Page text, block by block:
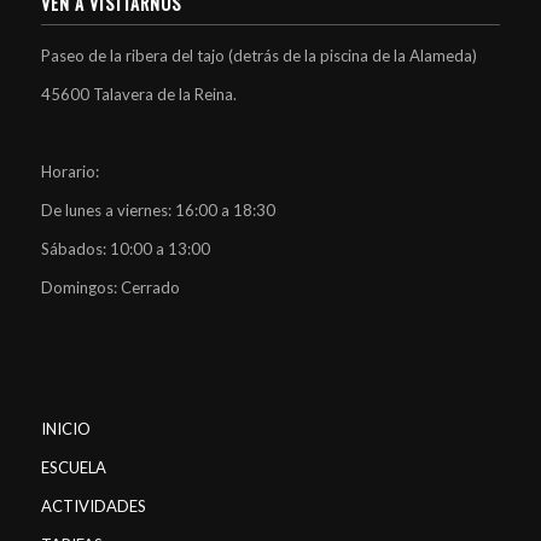
Paseo de la ribera del tajo (detrás de la piscina de la Alameda)
45600 Talavera de la Reina.
Horario:
De lunes a viernes: 16:00 a 18:30
Sábados: 10:00 a 13:00
Domingos: Cerrado
INICIO
ESCUELA
ACTIVIDADES